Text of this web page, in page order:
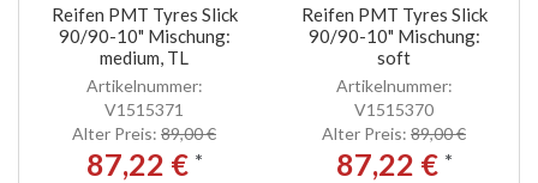
Reifen PMT Tyres Slick
90/90-10" Mischung:
medium, TL
Artikelnummer:
V1515371
Alter Preis: 89,00 €
87,22 € *
Reifen PMT Tyres Slick
90/90-10" Mischung:
soft
Artikelnummer:
V1515370
Alter Preis: 89,00 €
87,22 € *